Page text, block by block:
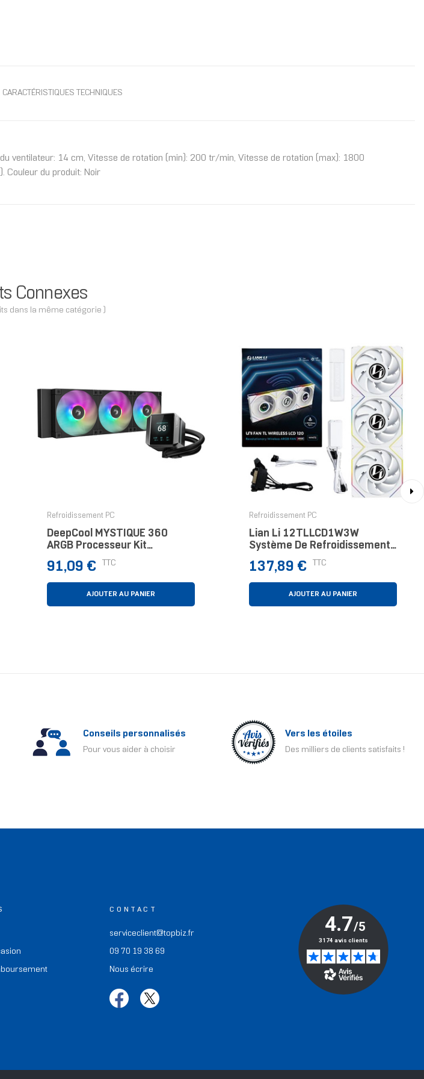
CARACTÉRISTIQUES TECHNIQUES
ventilateur: 14 cm, Vitesse de rotation (min): 200 tr/min, Vitesse de rotation (max): 1800
Couleur du produit: Noir
Connexes
dans la même catégorie )
Refroidissement PC
DeepCool MYSTIQUE 360
ARGB Processeur Kit
Watercooling 12 Cm Noir 1
Pièce(s)
Prix
91,09 € TTC
AJOUTER AU PANIER
Refroidissement PC
Lian Li 12TLLCD1W3W
Système De Refroidissement
D’ordinateur Boitier PC
Ventilateur 12 Cm Blanc
Prix
137,89 € TTC
AJOUTER AU PANIER
Conseils personnalisés
Pour vous aider à choisir
Vers les étoiles
Des milliers de clients satisfaits !
CONTACT
serviceclient@topbiz.fr
09 70 19 38 69
Nous écrire